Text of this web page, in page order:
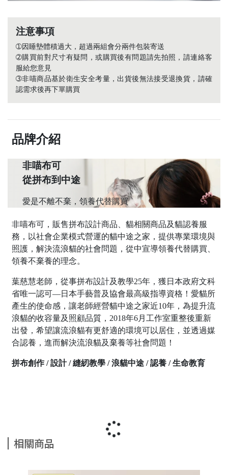
注意事項
➀因睡墊體積過大，超過兩組會分兩件包裝寄送
➁購買前對尺寸有疑問，或購買後有問題請先拍照，請連絡客
服給您意見
➂非喵商品基於衛生安全考量，出貨後無法接受退換貨，請確
認需求後再下單購買
品牌介紹
非喵布可
從拼布到中途
愛是不離不棄，領養代替購買
非喵布可，販售拼布設計商品、貓相關商品及貓認養服
務，以社會企業模式營運的貓中途之家，提供專業環境與
照護，解決流浪貓的社會問題，從中宣導領養代替購買、
領養不棄養的理念。
葉慈慧老師，從事拼布設計及教學25年，獲日本政府文科
省唯一認可—日本手藝普及協會最高級指導資格！愛貓所
產生的使命感，讓老師經營貓中途之家近10年，為提升流
浪貓的收容量及照顧品質，2018年6月工作室重整後重新
出發，希望讓流浪貓有更舒適的環境可以居住，並透過媒
合認養，進而解決流浪貓及棄養等社會問題！
拼布創作 / 設計 / 縫紉教學 / 浪貓中途 / 認養 / 生命教育
相關商品